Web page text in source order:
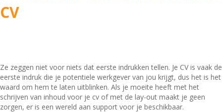
CV
Ze zeggen niet voor niets dat eerste indrukken tellen. Je CV is vaak de
eerste indruk die je potentiele werkgever van jou krijgt, dus het is het
waard om hem te laten uitblinken. Als je moeite heeft met het
schrijven van inhoud voor je cv of met de lay-out maakt je geen
zorgen, er is een wereld aan support voor je beschikbaar.